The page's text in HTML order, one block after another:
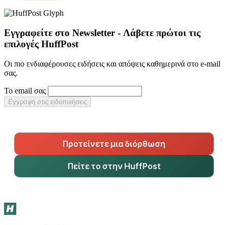
Εγγραφείτε στο Newsletter - Λάβετε πρώτοι τις
επιλογές HuffPost
Οι πιο ενδιαφέρουσες ειδήσεις και απόψεις καθημερινά στο e-mail
σας.
Το email σας
Εγγραφή στις ειδοποιήσεις
Προτείνετε μια διόρθωση
Πείτε το στην HuffPost